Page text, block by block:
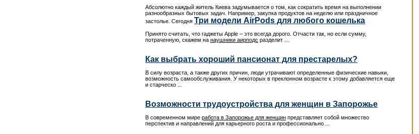
Абсолютно каждый житель Киева задумывается о том, как сократить время на выполнении
разнообразных бытовых задач. Например, закупка продуктов на неделю или праздничное
застолье. Сегодня Три модели AirPods для любого кошелька
Принято считать, что гаджеты Apple – это всегда дорого. Отчасти так, но если сумму,
потраченную, скажем на наушники аирподс разделит ...
Как выбрать хороший пансионат для престарелых?
В силу возраста, а также других причин, люди утрачивают определенные физические навыки,
возможность самообслуживания. У некоторых в преклонном возрасте к этому добавляется еще
и старческо ...
Возможности трудоустройства для женщин в Запорожье
В современном мире работа в Запорожье для женщин представляет собой множество
перспектив и направлений для карьерного роста и профессионально ...